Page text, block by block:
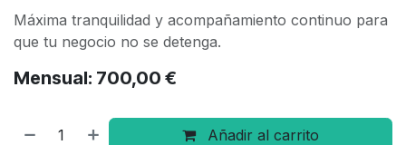
Máxima tranquilidad y acompañamiento continuo para
que tu negocio no se detenga.
Mensual: 700,00 €
Añadir al carrito